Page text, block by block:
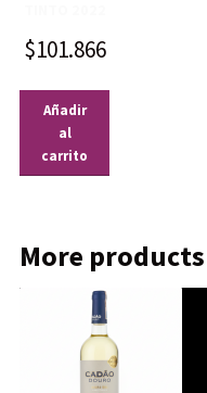
$101.866
Añadir
al
carrito
More products